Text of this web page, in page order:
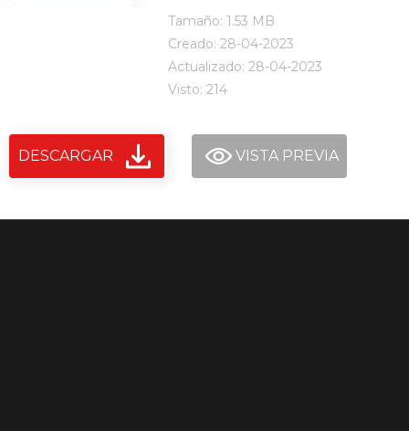
Tamaño: 1.53 MB
Creado: 28-04-2023
Actualizado: 28-04-2023
Visto: 214
DESCARGAR VISTA PREVIA